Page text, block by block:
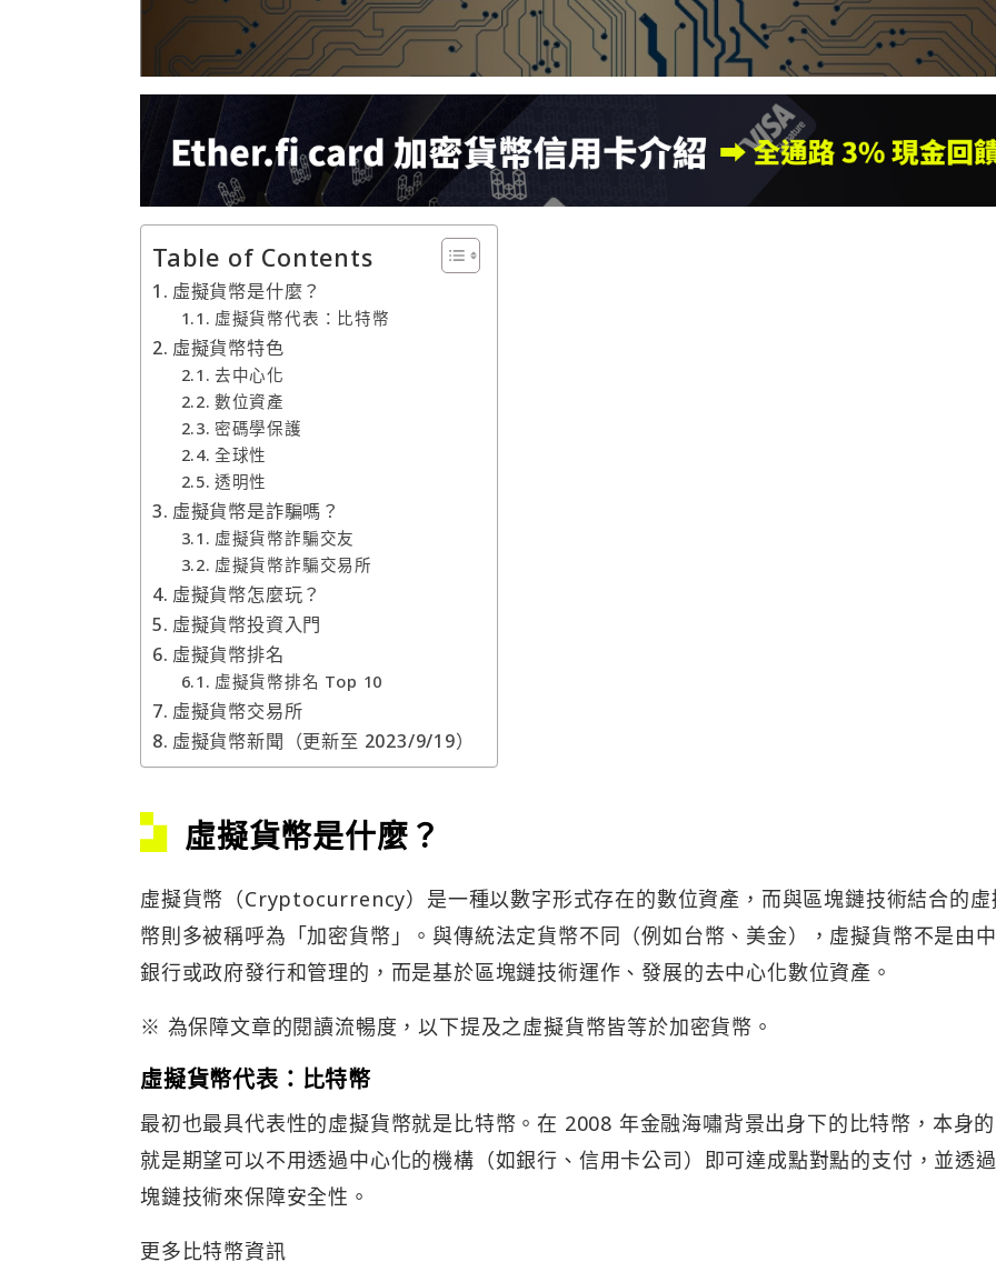
Table of Contents
虛擬貨幣是什麼？
虛擬貨幣代表：比特幣
虛擬貨幣特色
去中心化
數位資產
密碼學保護
全球性
透明性
虛擬貨幣是詐騙嗎？
虛擬貨幣詐騙交友
虛擬貨幣詐騙交易所
虛擬貨幣怎麼玩？
虛擬貨幣投資入門
虛擬貨幣排名
虛擬貨幣排名 Top 10
虛擬貨幣交易所
虛擬貨幣新聞（更新至 2023/9/19）
虛擬貨幣是什麼？
虛擬貨幣（Cryptocurrency）是一種以數字形式存在的數位資產，而與區塊鏈技術結合的虛
幣則多被稱呼為「加密貨幣」。與傳統法定貨幣不同（例如台幣、美金），虛擬貨幣不是由
銀行或政府發行和管理的，而是基於區塊鏈技術運作、發展的去中心化數位資產。
※ 為保障文章的閱讀流暢度，以下提及之虛擬貨幣皆等於加密貨幣。
虛擬貨幣代表：比特幣
最初也最具代表性的虛擬貨幣就是比特幣。在 2008 年金融海嘯背景出身下的比特幣，本身
就是期望可以不用透過中心化的機構（如銀行、信用卡公司）即可達成點對點的支付，並透
塊鏈技術來保障安全性。
更多比特幣資訊